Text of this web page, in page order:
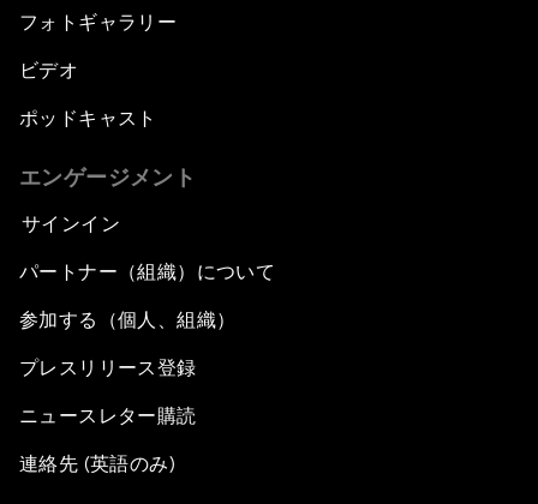
フォトギャラリー
ビデオ
ポッドキャスト
エンゲージメント
サインイン
パートナー（組織）について
参加する（個人、組織）
プレスリリース登録
ニュースレター購読
連絡先 (英語のみ)